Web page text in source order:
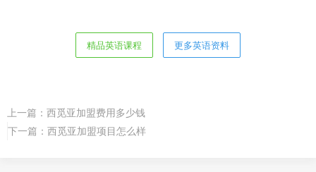
精品英语课程 更多英语资料
上一篇： 西觅亚加盟费用多少钱
下一篇： 西觅亚加盟项目怎么样